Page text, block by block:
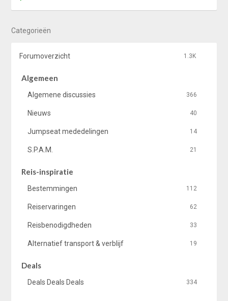
Categorieën
1.3K
Forumoverzicht
Algemeen
366
Algemene discussies
40
Nieuws
14
Jumpseat mededelingen
21
S.P.A.M.
Reis-inspiratie
112
Bestemmingen
62
Reiservaringen
33
Reisbenodigdheden
19
Alternatief transport & verblijf
Deals
334
Deals Deals Deals